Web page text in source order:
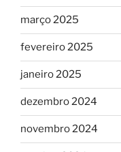
março 2025
fevereiro 2025
janeiro 2025
dezembro 2024
novembro 2024